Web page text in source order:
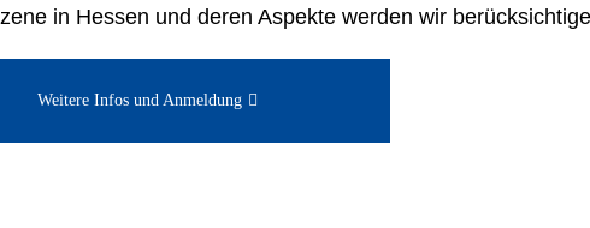
in Hessen und deren Aspekte werden wir
Weitere Infos und Anmeldung